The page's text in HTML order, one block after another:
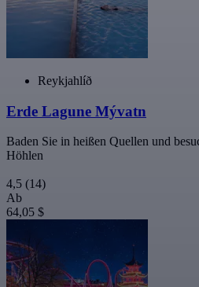
Reykjahlíð
Erde Lagune Mývatn
Baden Sie in heißen Quellen und
Höhlen
4,5 (14)
Ab
64,05 $